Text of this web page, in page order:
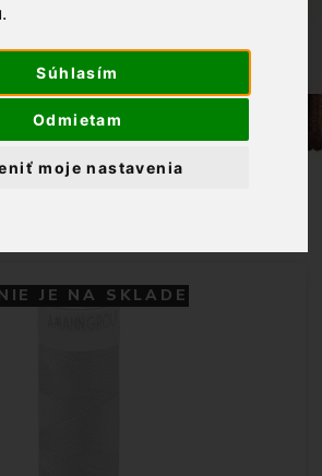
Súhlasím
Odmietam
moje nastavenia
NIŤ ASPO AMANN
NIŤ 100M, ODTIEŇ
0239
JE NA SKLADE